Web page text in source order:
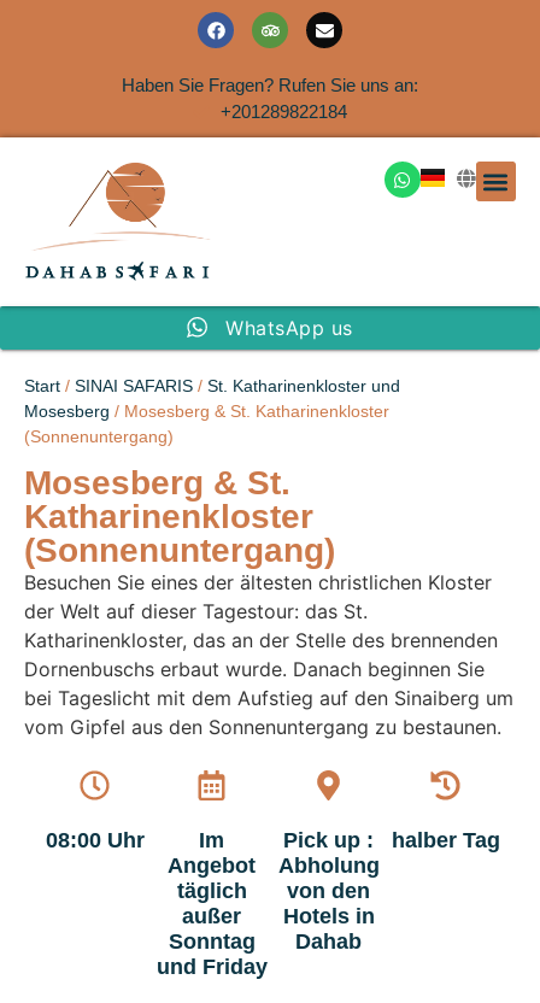
Haben Sie Fragen? Rufen Sie uns an:
+201289822184
WhatsApp us
Start / SINAI SAFARIS / St. Katharinenkloster und
Mosesberg / Mosesberg & St. Katharinenkloster
(Sonnenuntergang)
Mosesberg & St.
Katharinenkloster
(Sonnenuntergang)
Besuchen Sie eines der ältesten christlichen Kloster
der Welt auf dieser Tagestour: das St.
Katharinenkloster, das an der Stelle des brennenden
Dornenbuschs erbaut wurde. Danach beginnen Sie
bei Tageslicht mit dem Aufstieg auf den Sinaiberg um
vom Gipfel aus den Sonnenuntergang zu bestaunen.
08:00 Uhr
Im
Angebot
täglich
außer
Sonntag
und Friday
Pick up :
Abholung
von den
Hotels in
Dahab
halber Tag